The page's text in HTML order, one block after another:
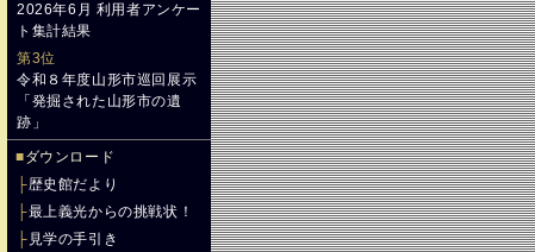
2026年6月 利用者アンケー
ト集計結果
第3位
令和８年度山形市巡回展示
「発掘された山形市の遺
跡」
■ダウンロード
├歴史館だより
├最上義光からの挑戦状！
├ 見学の手引き